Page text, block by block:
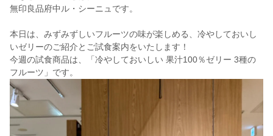
無印良品府中ル・シーニュです。
本日は、みずみずしいフルーツの味が楽しめる、冷やしておいし
いゼリーのご紹介とご試食案内をいたします！
今週の試食商品は、「冷やしておいしい 果汁100％ゼリー 3種の
フルーツ」です。